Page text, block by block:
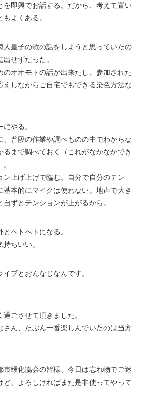
を即興でお話する。だから、考えて置い
よくある。
人皇子の歌の話をしようと思っていたの
せずだった。
のオオモトの話が出来たし、参加された
えしながらご自宅でもできる染色方法な
やる。
、普段の作業や調べものの中でわからな
るまで調べておく（これがなかなかでき
ン上げ上げで臨む。自分で自分のテン
基本的にマイクは使わない。地声で大き
ずとテンションが上がるから。
ヘトヘトになる。
ちいい。
ブとおんなじなんです。
ごさせて頂きました。
さん、たぶん一番楽しんでいたのは当方
市緑化協会の皆様、今日は忘れ物でご迷
ど、よろしければまた是非使ってやって